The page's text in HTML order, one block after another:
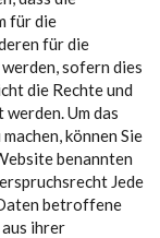
für die
für die
sofern dies
die Rechte und
Um das
können Sie
benannten
Jede
betroffene
aus ihrer